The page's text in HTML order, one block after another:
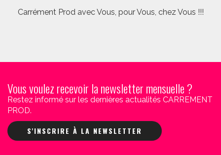
Carrément Prod avec Vous, pour Vous, chez Vous !!!
Vous voulez recevoir la newsletter mensuelle ?
Restez informé sur les dernières actualités CARREMENT
PROD.
S'INSCRIRE À LA NEWSLETTER